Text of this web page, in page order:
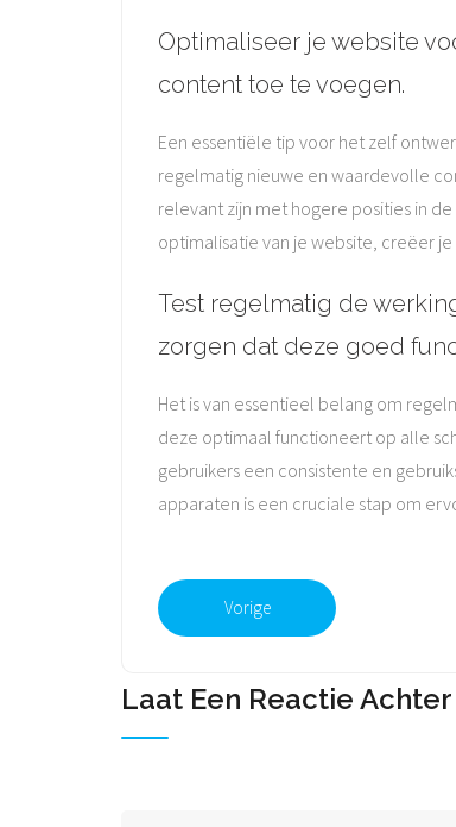
Optimaliseer je website
content toe te voegen.
Een essentiële tip voor het zelf
regelmatig nieuwe en waardevolle
relevant zijn met hogere posities in
optimalisatie van je website, creëer
Test regelmatig de
zorgen dat deze goed
Het is van essentieel belang om
deze optimaal functioneert op alle
gebruikers een consistente en
apparaten is een cruciale stap om
Vorige
Laat Een Reactie Achter